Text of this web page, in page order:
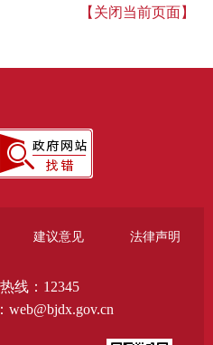
【关闭当前页面】
建议意见 法律声明
线：12345
web@bjdx.gov.cn